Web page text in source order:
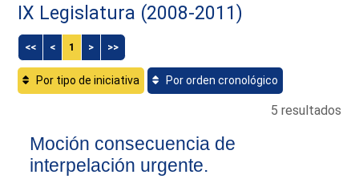
IX Legislatura (2008-2011)
<< < 1 > >>
Por tipo de iniciativa Por orden cronológico
5 resultados
Moción consecuencia de
interpelación urgente.